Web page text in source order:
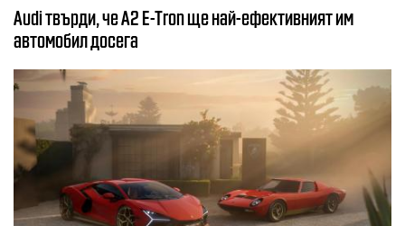
Audi твърди, че A2 E-Tron ще най-ефективният им
автомобил досега